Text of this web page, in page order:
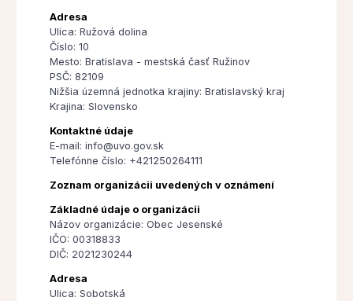
Adresa
Ulica: Ružová dolina
Číslo: 10
Mesto: Bratislava - mestská časť Ružinov
PSČ: 82109
Nižšia územná jednotka krajiny: Bratislavský kraj
Krajina: Slovensko
Kontaktné údaje
E-mail: info@uvo.gov.sk
Telefónne číslo: +421250264111
Zoznam organizácii uvedených v oznámení
Základné údaje o organizácii
Názov organizácie: Obec Jesenské
IČO: 00318833
DIČ: 2021230244
Adresa
Ulica: Sobotská